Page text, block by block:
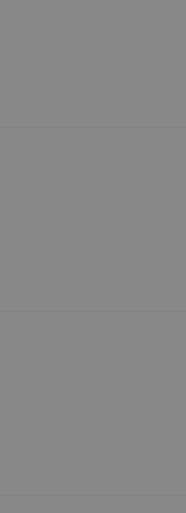
Strategie